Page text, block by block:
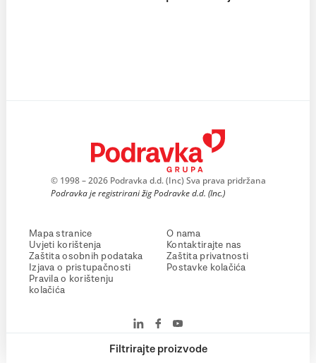
Filtrirajte proizvode
© 1998 – 2026 Podravka d.d. (Inc) Sva prava pridržana
Podravka je registrirani žig Podravke d.d. (Inc.)
Mapa stranice
Uvjeti korištenja
Zaštita osobnih podataka
Izjava o pristupačnosti
Pravila o korištenju
kolačića
O nama
Kontaktirajte nas
Zaštita privatnosti
Postavke kolačića